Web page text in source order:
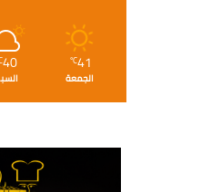
41
℃
الجمعة
40